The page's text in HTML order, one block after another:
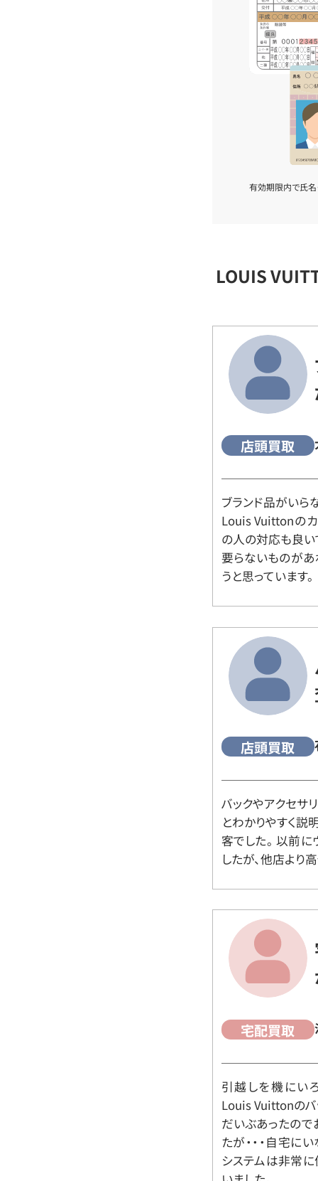
有効期限内で氏名
LOUIS
店頭買取
ブランド品がいら
Louis Vuittonの
の人の対応も良い
要らないものがあ
うと思っています。
店頭買取
バックやアクセサ
とわかりやすく説
客でした。 以前
したが、他店より
宅配買取
引越しを機にい
Louis Vuittonのバ
だいぶあったので
たが・・・自宅に
システムは非常に